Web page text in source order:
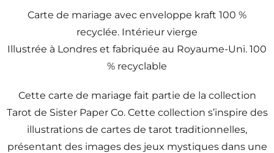
Carte de mariage avec enveloppe kraft 100 %
recyclée. Intérieur vierge
Illustrée à Londres et fabriquée au Royaume-Uni. 100
% recyclable
Cette carte de mariage fait partie de la collection
Tarot de Sister Paper Co. Cette collection s’inspire des
illustrations de cartes de tarot traditionnelles,
présentant des images des jeux mystiques dans une